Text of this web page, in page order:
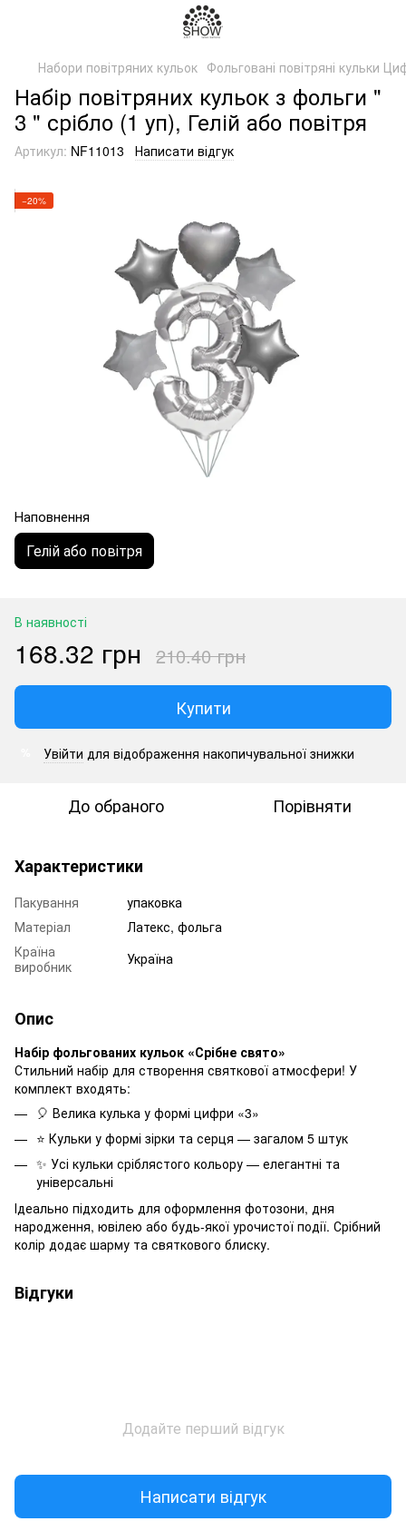
Набори повітряних кульок Фольговані повітряні кульки
Набір повітряних кульок з фольги "
3 " срібло (1 уп), Гелій або повітря
Артикул: NF11013 Написати відгук
−20%
Наповнення
Гелій або повітря
В наявності
168.32 грн 210.40 грн
Купити
Увійти для відображення накопичувальної знижки
До обраного Порівняти
Характеристики
Пакування
упаковка
Матеріал
Латекс, фольга
Країна
виробник
Україна
Опис
Набір фольгованих кульок «Срібне свято»
Стильний набір для створення святкової атмосфери! У
комплект входять:
🎈 Велика кулька у формі цифри «3»
⭐ Кульки у формі зірки та серця — загалом 5 штук
✨ Усі кульки сріблястого кольору — елегантні та
універсальні
Ідеально підходить для оформлення фотозони, дня
народження, ювілею або будь-якої урочистої події. Срібний
колір додає шарму та святкового блиску.
Відгуки
Додайте перший відгук
Написати відгук